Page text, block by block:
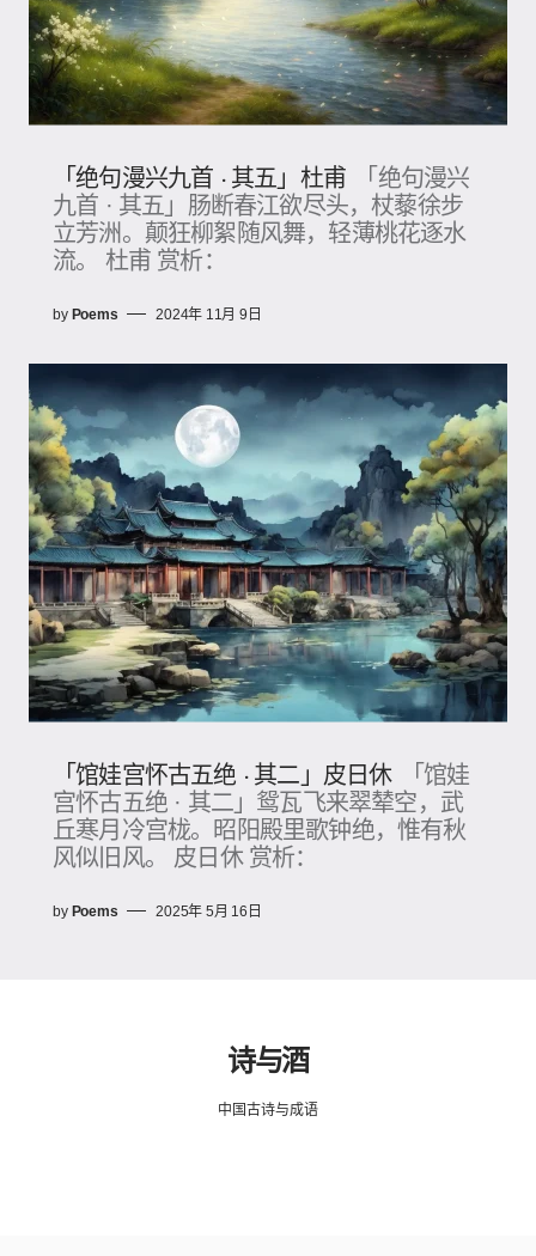
「绝句漫兴九首 · 其五」杜甫
「绝句漫兴
九首 · 其五」肠断春江欲尽头，杖藜徐步
立芳洲。颠狂柳絮随风舞，轻薄桃花逐水
流。 杜甫 赏析：
by Poems 2024年 11月 9日
「馆娃宫怀古五绝 · 其二」皮日休
「馆娃
宫怀古五绝 · 其二」鸳瓦飞来翠辇空，武
丘寒月冷宫栊。昭阳殿里歌钟绝，惟有秋
风似旧风。 皮日休 赏析：
by Poems 2025年 5月 16日
诗与酒
中国古诗与成语